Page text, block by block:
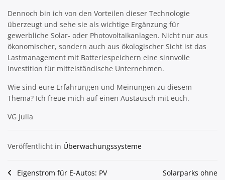
Dennoch bin ich von den Vorteilen dieser Technologie
überzeugt und sehe sie als wichtige Ergänzung für
gewerbliche Solar- oder Photovoltaikanlagen. Nicht nur aus
ökonomischer, sondern auch aus ökologischer Sicht ist das
Lastmanagement mit Batteriespeichern eine sinnvolle
Investition für mittelständische Unternehmen.
Wie sind eure Erfahrungen und Meinungen zu diesem
Thema? Ich freue mich auf einen Austausch mit euch.
VG Julia
Veröffentlicht in Überwachungssysteme
Beitragsnavigation
Eigenstrom für E-Autos: PV
Solarparks ohne